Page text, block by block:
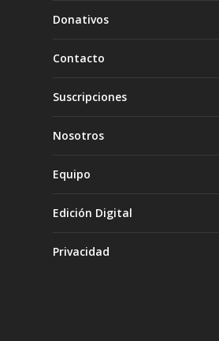
Donativos
Contacto
Suscripciones
Nosotros
Equipo
Edición Digital
Privacidad